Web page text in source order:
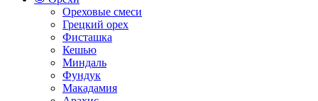
Ореховые смеси
Грецкий орех
Фисташка
Кешью
Миндаль
Фундук
Макадамия